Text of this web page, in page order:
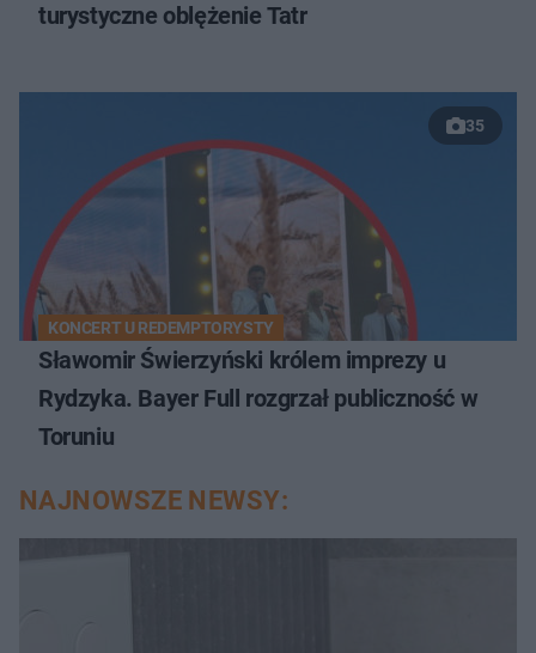
turystyczne oblężenie Tatr
35
KONCERT U REDEMPTORYSTY
Sławomir Świerzyński królem imprezy u
Rydzyka. Bayer Full rozgrzał publiczność w
Toruniu
NAJNOWSZE NEWSY: